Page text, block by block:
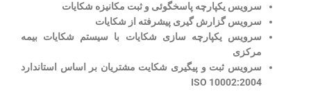
راهکارهای تذروافزار در صنایع
خدمات و پشتیبانی
دعوت به همکاری
سرویس یکپارچه پاسخگوئی و ثبت مکانیزه شکایات
سرویس گزارش گیری پیشرفته از شکایات
سرویس یکپارچه سازی شکایات با سیستم شکایات بیمه
مرکزی
سرویس ثبت و پیگیری شکایت مشتریان بر اساس استاندارد
ISO 10002:2004